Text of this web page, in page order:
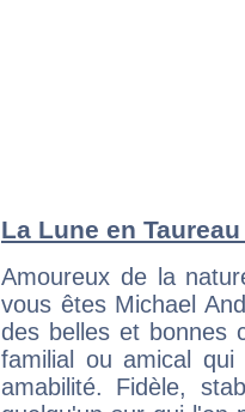
La Lune en
Amoureux de la
vous êtes Michael
des belles et bonnes
familial ou amical
amabilité. Fidèle,